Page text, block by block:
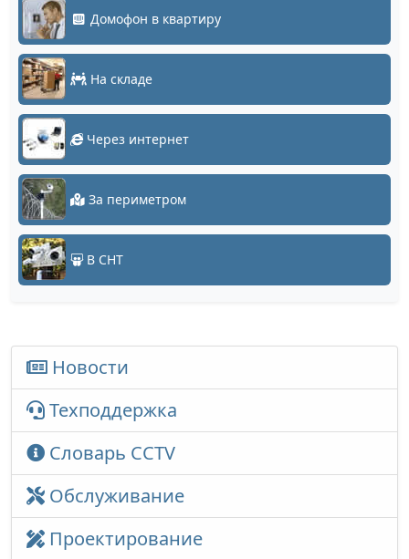
Домофон в квартиру
На складе
Через интернет
За периметром
В СНТ
Новости
Техподдержка
Словарь CCTV
Обслуживание
Проектирование